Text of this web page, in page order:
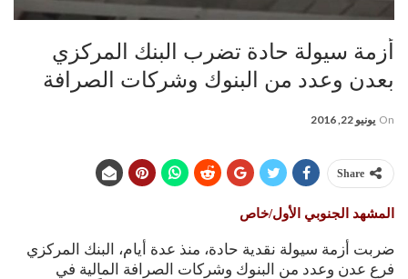
أزمة سيولة حادة تضرب البنك المركزي
بعدن وعدد من البنوك وشركات الصرافة
On يونيو 22, 2016
Share
المشهد الجنوبي الأول/خاص
ضربت أزمة سيولة نقدية حادة، منذ عدة أيام، البنك المركزي
فرع عدن وعدد من البنوك وشركات الصرافة المالية في